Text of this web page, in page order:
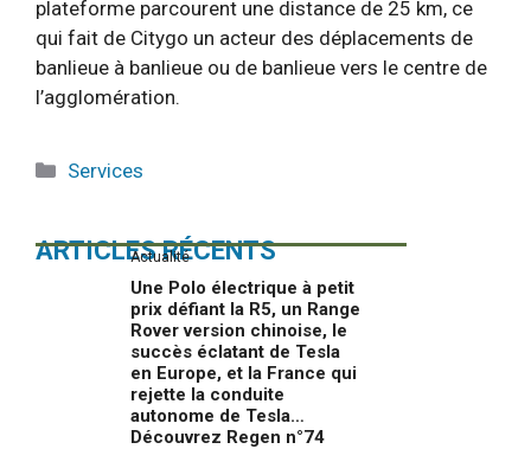
plateforme parcourent une distance de 25 km, ce
qui fait de Citygo un acteur des déplacements de
banlieue à banlieue ou de banlieue vers le centre de
l’agglomération.
Catégories
Services
ARTICLES RÉCENTS
Actualité
Une Polo électrique à petit
prix défiant la R5, un Range
Rover version chinoise, le
succès éclatant de Tesla
en Europe, et la France qui
rejette la conduite
autonome de Tesla…
Découvrez Regen n°74